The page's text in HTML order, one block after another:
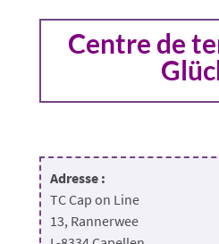
Centre de
Adresse :
TC Cap on Line
13, Rannerwee